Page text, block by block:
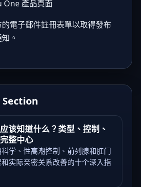
One 產品頁面
電子郵件註冊表單以取得發布
。
该知道什么？类型、控制、
整中心
学、性高潮控制、前列腺和肛门
实际亲密关系改善的十个深入指